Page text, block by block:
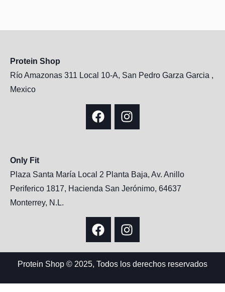
Protein Shop
Río Amazonas 311 Local 10-A, San Pedro Garza Garcia ,
Mexico
Only Fit
Plaza Santa María Local 2 Planta Baja, Av. Anillo
Periferico 1817, Hacienda San Jerónimo, 64637
Monterrey, N.L.
Protein Shop © 2025, Todos los derechos reservados